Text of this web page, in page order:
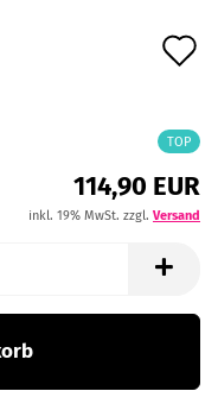
TOP
114,90 EUR
inkl. 19% MwSt. zzgl. Versand